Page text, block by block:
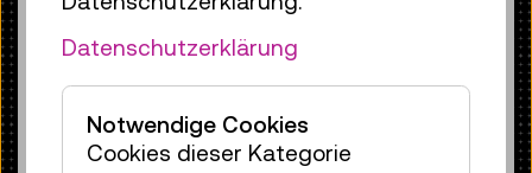
AusstellungMaterialwelten
nachvollziehen, welche Schlüsselrolle
Excimer-Laser bei der Herstellung von
Halbleiterchips spielten – einem Feld,
Datenschutzerklärung
Notwendige Cookies
Cookies dieser Kategorie